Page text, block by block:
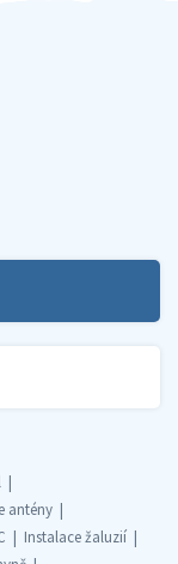
antény
Instalace žaluzií